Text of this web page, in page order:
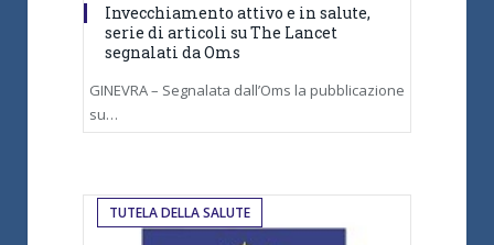
Invecchiamento attivo e in salute,
serie di articoli su The Lancet
segnalati da Oms
GINEVRA – Segnalata dall’Oms la pubblicazione
su…
TUTELA DELLA SALUTE